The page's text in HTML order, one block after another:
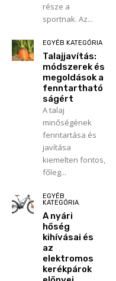
része a
sportnak. Az...
EGYÉB KATEGÓRIA
Talajjavítás:
módszerek és
megoldások a
fenntartható
ságért
A talaj
minőségének
fenntartása és
javítása
kiemelten fontos,
főleg...
EGYÉB
KATEGÓRIA
A nyári
hőség
kihívásai és
az
elektromos
kerékpárok